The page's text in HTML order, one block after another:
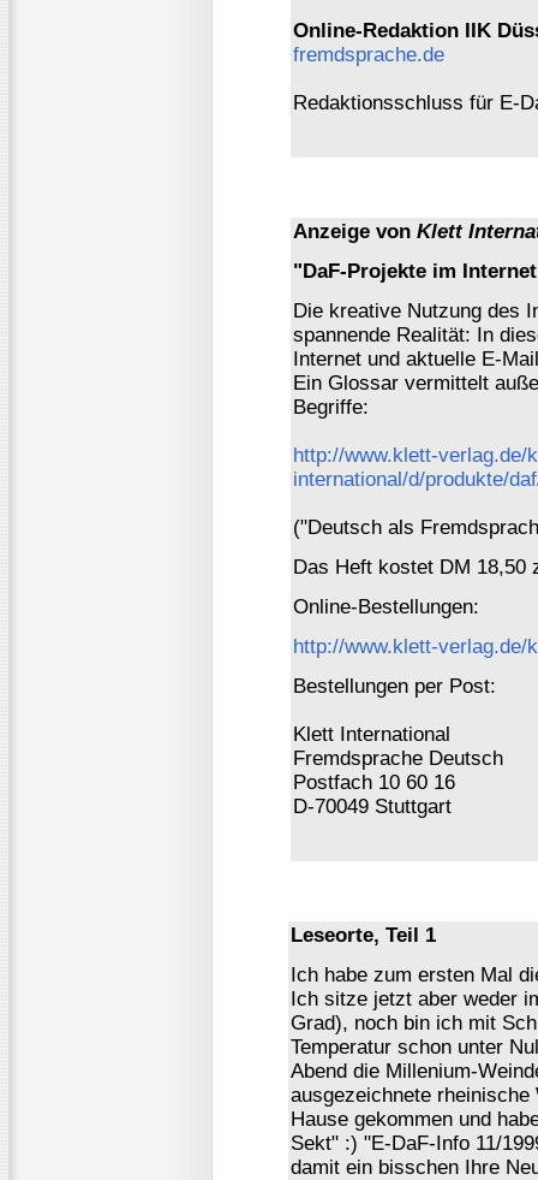
Online-Redaktion IIK
fremdsprache.de
Redaktionsschluss für E-
Anzeige von Klett
"DaF-Projekte im
Die kreative Nutzung des
spannende Realität: In
Internet und aktuelle E-
Ein Glossar vermittelt
Begriffe:
http://www.klett-verlag.de/
international/d/produkte/
("Deutsch als
Das Heft kostet DM 18,50
Online-Bestellungen:
http://www.klett-verlag.de/
Bestellungen per Post:
Klett International
Fremdsprache Deutsch
Postfach 10 60 16
D-70049 Stuttgart
Leseorte, Teil 1
Ich habe zum ersten Mal
Ich sitze jetzt aber weder
Grad), noch bin ich mit
Temperatur schon unter
Abend die Millenium-
ausgezeichnete
Hause gekommen und
Sekt" :) "E-DaF-Info 11/
damit ein bisschen Ihre